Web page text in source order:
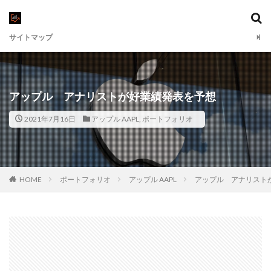
サイトマップ
アップル アナリストが好業績発表を予想
2021年7月16日 アップル AAPL, ポートフォリオ
HOME ポートフォリオ アップル AAPL アップル アナリスト